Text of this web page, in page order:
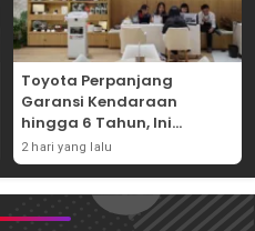
Toyota Perpanjang
Garansi Kendaraan
hingga 6 Tahun, Ini
Syaratnya
2 hari yang lalu